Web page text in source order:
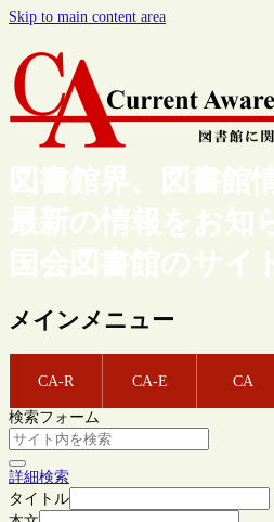
Skip to main content area
図書館界、図書館
最新の情報をお知
国会図書館のサイ
メインメニュー
CA-R CA-E CA
検索フォーム
詳細検索
タイトル